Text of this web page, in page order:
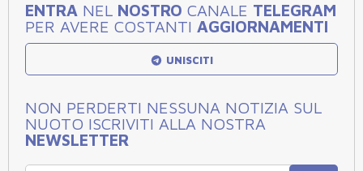
ENTRA NEL NOSTRO CANALE TELEGRAM
PER AVERE COSTANTI AGGIORNAMENTI
UNISCITI
NON PERDERTI NESSUNA NOTIZIA SUL
NUOTO ISCRIVITI ALLA NOSTRA
NEWSLETTER